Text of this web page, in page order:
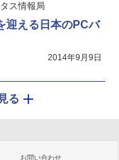
ス情報局
迎える日本のPCバ
2014年9月9日
る
お問い合わせ